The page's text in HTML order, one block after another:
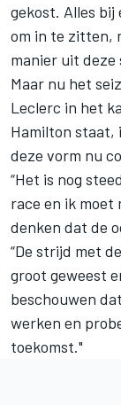
gekost. Alles
om in te zitten,
manier uit deze
Maar nu het
Leclerc in het
Hamilton staat,
deze vorm nu
“Het is nog
race en ik moet
denken dat de
“De strijd met
groot geweest
beschouwen
werken en
toekomst."